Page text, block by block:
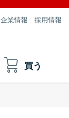
企業情報 採用情報
買う